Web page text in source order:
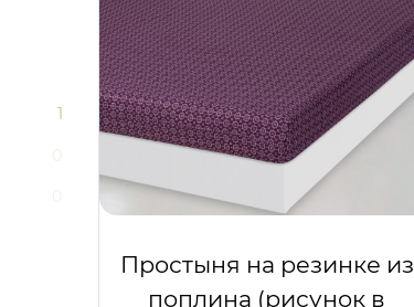
1
0
0
Простыня на резинке из
поплина (рисунок в